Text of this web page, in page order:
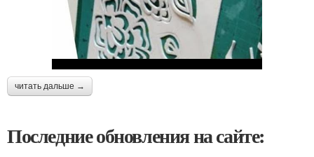
читать дальше →
Последние обновления на сайте: